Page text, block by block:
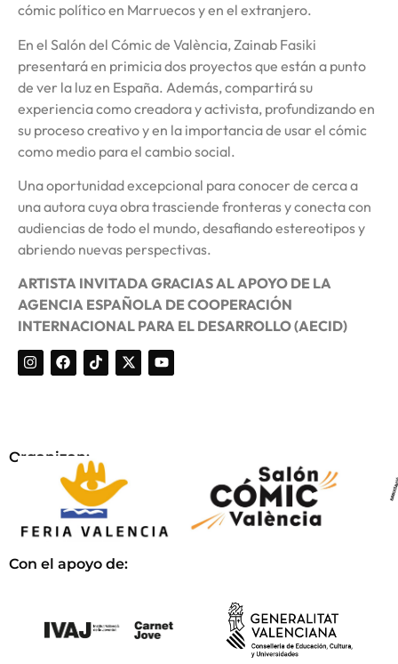
cómic político en Marruecos y en el extranjero.
En el Salón del Cómic de València, Zainab Fasiki
presentará en primicia dos proyectos que están a punto
de ver la luz en España. Además, compartirá su
experiencia como creadora y activista, profundizando en
su proceso creativo y en la importancia de usar el cómic
como medio para el cambio social.
Una oportunidad excepcional para conocer de cerca a
una autora cuya obra trasciende fronteras y conecta con
audiencias de todo el mundo, desafiando estereotipos y
abriendo nuevas perspectivas.
ARTISTA INVITADA GRACIAS AL APOYO DE LA
AGENCIA ESPAÑOLA DE COOPERACIÓN
INTERNACIONAL PARA EL DESARROLLO (AECID)
Organizan:
Con el apoyo de: